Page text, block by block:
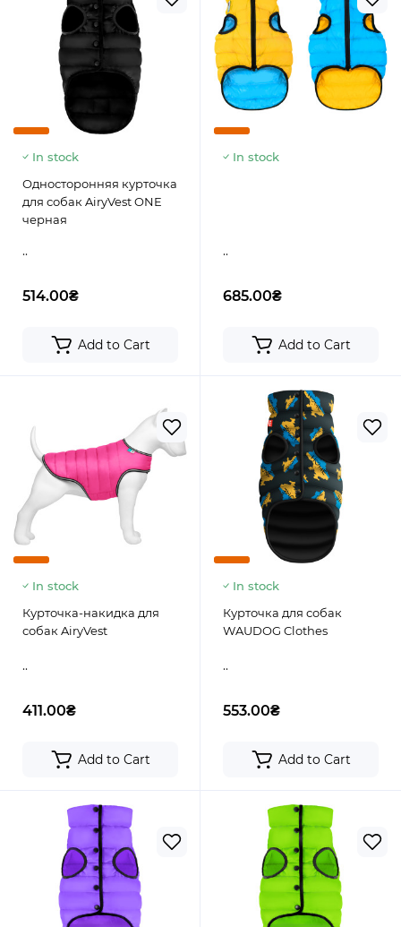
In stock
Односторонняя курточка
для собак AiryVest ONE
черная
..
514.00₴
Add to Cart
In stock
..
685.00₴
Add to Cart
In stock
Курточка-накидка для
собак AiryVest
..
411.00₴
Add to Cart
In stock
Курточка для собак
WAUDOG Clothes
..
553.00₴
Add to Cart